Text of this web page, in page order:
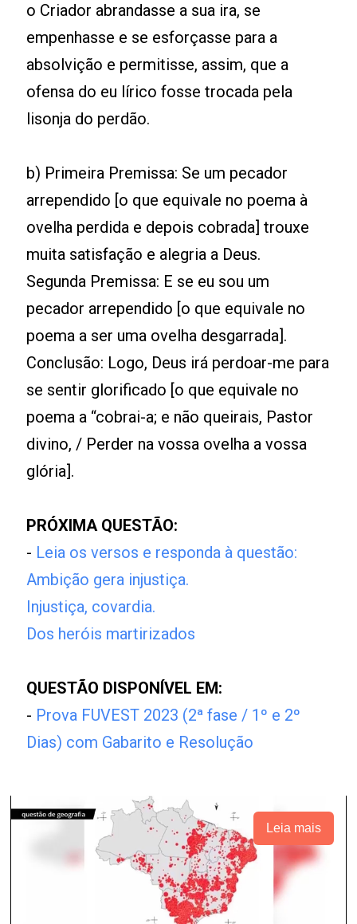
o Criador abrandasse a sua ira, se
empenhasse e se esforçasse para a
absolvição e permitisse, assim, que a
ofensa do eu lírico fosse trocada pela
lisonja do perdão.
b) Primeira Premissa: Se um pecador
arrependido [o que equivale no poema à
ovelha perdida e depois cobrada] trouxe
muita satisfação e alegria a Deus.
Segunda Premissa: E se eu sou um
pecador arrependido [o que equivale no
poema a ser uma ovelha desgarrada].
Conclusão: Logo, Deus irá perdoar-me para
se sentir glorificado [o que equivale no
poema a “cobrai-a; e não queirais, Pastor
divino, / Perder na vossa ovelha a vossa
glória].
PRÓXIMA QUESTÃO:
- Leia os versos e responda à questão:
Ambição gera injustiça.
Injustiça, covardia.
Dos heróis martirizados
QUESTÃO DISPONÍVEL EM:
- Prova FUVEST 2023 (2ª fase / 1º e 2º
Dias) com Gabarito e Resolução
Leia mais